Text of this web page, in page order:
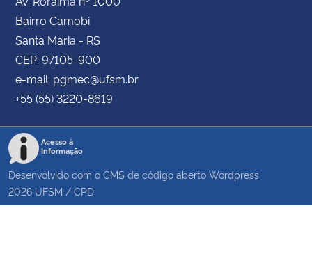
Bairro Camobi
Santa Maria - RS
CEP: 97105-900
e-mail: pgmec@ufsm.br
+55 (55) 3220-8619
Acesso à
Informação
Desenvolvido com o CMS de código aberto Wordpress
2026 UFSM / CPD